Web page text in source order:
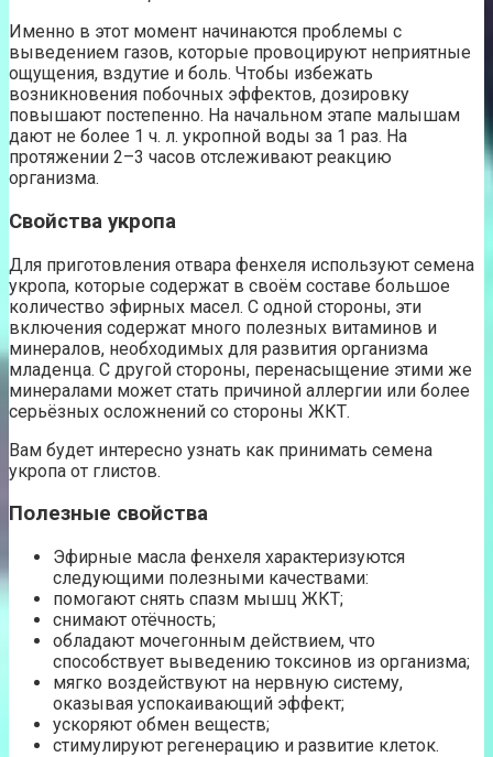
Именно в этот момент начинаются проблемы с
выведением газов, которые провоцируют неприятные
ощущения, вздутие и боль. Чтобы избежать
возникновения побочных эффектов, дозировку
повышают постепенно. На начальном этапе малышам
дают не более 1 ч. л. укропной воды за 1 раз. На
протяжении 2–3 часов отслеживают реакцию
организма.
Свойства укропа
Для приготовления отвара фенхеля используют семена
укропа, которые содержат в своём составе большое
количество эфирных масел. С одной стороны, эти
включения содержат много полезных витаминов и
минералов, необходимых для развития организма
младенца. С другой стороны, перенасыщение этими же
минералами может стать причиной аллергии или более
серьёзных осложнений со стороны ЖКТ.
Вам будет интересно узнать как принимать семена
укропа от глистов.
Полезные свойства
Эфирные масла фенхеля характеризуются
следующими полезными качествами:
помогают снять спазм мышц ЖКТ;
снимают отёчность;
обладают мочегонным действием, что
способствует выведению токсинов из организма;
мягко воздействуют на нервную систему,
оказывая успокаивающий эффект;
ускоряют обмен веществ;
стимулируют регенерацию и развитие клеток.